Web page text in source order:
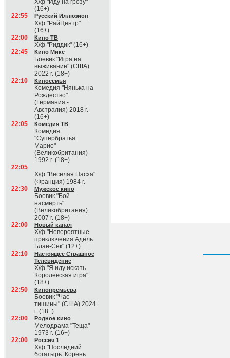
Х/ф "Иду на грозу"
(16+)
22:55
Русский Иллюзион
Х/ф "РайЦентр"
(16+)
22:00
Кино ТВ
Х/ф "Риддик" (16+)
22:45
Кино Микс
Боевик "Игра на
выживание" (США)
2022 г. (18+)
22:10
Киносемья
Комедия "Нянька на
Рождество"
(Германия -
Австралия) 2018 г.
(16+)
22:05
Комедия ТВ
Комедия
"Супербратья
Марио"
(Великобритания)
1992 г. (18+)
22:05
Х/ф "Веселая Пасха"
(Франция) 1984 г.
22:30
Мужское кино
Боевик "Бой
насмерть"
(Великобритания)
2007 г. (18+)
22:00
Новый канал
Х/ф "Невероятные
приключения Адель
Блан-Сек" (12+)
22:10
Настоящее Страшное
Телевидение
Х/ф "Я иду искать.
Королевская игра"
(18+)
22:50
Кинопремьера
Боевик "Час
тишины" (США) 2024
г. (18+)
22:00
Родное кино
Мелодрама "Теща"
1973 г. (16+)
22:00
Россия 1
Х/ф "Последний
богатырь: Корень